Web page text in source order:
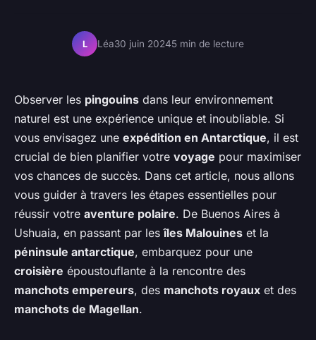
L Léa30 juin 20245 min de lecture
Observer les pingouins dans leur environnement
naturel est une expérience unique et inoubliable. Si
vous envisagez une expédition en Antarctique, il est
crucial de bien planifier votre voyage pour maximiser
vos chances de succès. Dans cet article, nous allons
vous guider à travers les étapes essentielles pour
réussir votre aventure polaire. De Buenos Aires à
Ushuaia, en passant par lesîles Malouines et la
péninsule antarctique, embarquez pour une
croisière époustouflante à la rencontre des
manchots empereurs, des manchots royaux et des
manchots de Magellan.